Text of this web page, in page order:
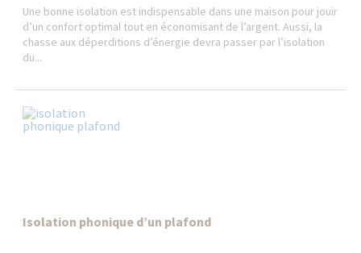
Une bonne isolation est indispensable dans une maison pour jouir
d’un confort optimal tout en économisant de l’argent. Aussi, la
chasse aux déperditions d’énergie devra passer par l’isolation
du...
Isolation phonique d’un plafond